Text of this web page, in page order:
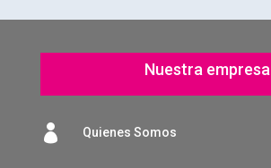
Nuestra empresa
 Quienes Somos